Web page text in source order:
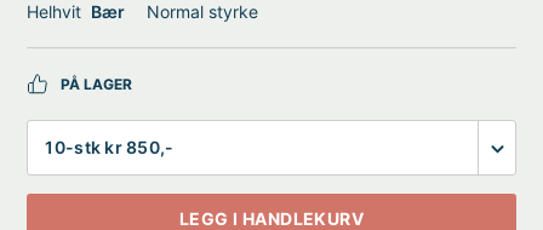
Helhvit Bær Normal styrke
PÅ LAGER
LEGG I HANDLEKURV